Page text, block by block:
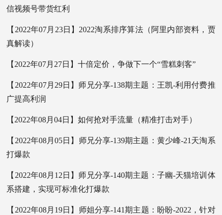
信视频号带货红利
【2022年07月23日】2022淘系排序算法（阿里内部资料，贾
真解读）
【2022年07月27日】十倍定价，争做下一个“雪糕刺客”
【2022年07月29日】师兄分享-138期主题：王凯-利用付费推
广提高利润
【2022年08月04日】如何抢对手流量（精准打击对手）
【2022年08月05日】师兄分享-139期主题：黄少峰-21天淘系
打爆款
【2022年08月12日】师兄分享-140期主题：子幽-天猫培训体
系搭建，实现可标准化打爆款
【2022年08月19日】师姐分享-141期主题：盼盼-2022，针对